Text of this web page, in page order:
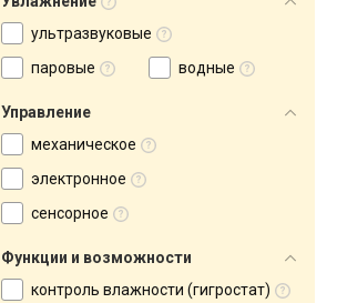
ультразвуковые
паровые
водные
Управление
механическое
электронное
сенсорное
Функции и возможности
контроль влажности (гигростат)